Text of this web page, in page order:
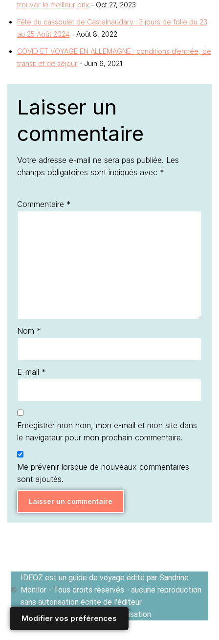
Modifier vos préférences
trouver le meilleur prix - Oct 27, 2023
Fête du cassoulet de Castelnaudary : 3 jours de folie du 23
au 25 Août 2024 - Août 8, 2022
COVID ET VOYAGE EN ALLEMAGNE : conditions d’entrée, de
transit et de séjour - Juin 6, 2021
Laisser un
commentaire
Votre adresse e-mail ne sera pas publiée. Les
champs obligatoires sont indiqués avec *
Commentaire *
Nom *
E-mail *
Enregistrer mon nom, mon e-mail et mon site dans
le navigateur pour mon prochain commentaire.
Me prévenir lorsque de nouveaux commentaires
sont ajoutés.
IDEOZ est un guide de voyage édité par Sandrine
Monllor - Tous droits réservés - aucune reproduction
sans autorisation écrite de l'éditeur
Voir les Conditions générales d'utilisation